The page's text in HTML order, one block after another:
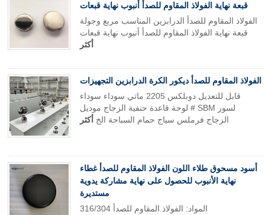
قبعة نهاية الفولاذ المقاوم للصدأ أنبوب نهاية قبعات
الفولاذ المقاوم للصدأ الدرابزين المناسب مربع وجولة
قبعة نهاية الفولاذ المقاوم للصدأ أنبوب نهاية قبعات
أكثر
الفولاذ المقاوم للصدأ ديكور الكرة الدرابزين التجهيزات
قابل للتعديل دوبلكس 2205 ماتي سوداء سوداء
لوحة قاعدة حنفية الزجاج موديل # SBM لسور
الزجاج فرملس سياج حمام السباحة الخ أكثر
أسود مسحوق طلاء اللون الفولاذ المقاوم للصدأ غطاء
نهاية الأنبوب للحصول على نهاية مشاركة يدوية
مستديرة
المواد: الفولاذ المقاوم للصدأ 316/304